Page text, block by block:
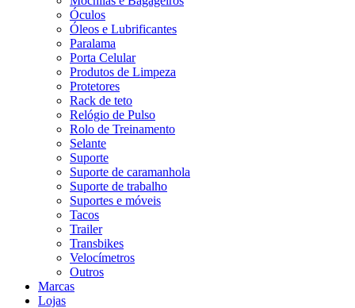
Óculos
Óleos e Lubrificantes
Paralama
Porta Celular
Produtos de Limpeza
Protetores
Rack de teto
Relógio de Pulso
Rolo de Treinamento
Selante
Suporte
Suporte de caramanhola
Suporte de trabalho
Suportes e móveis
Tacos
Trailer
Transbikes
Velocímetros
Outros
Marcas
Lojas